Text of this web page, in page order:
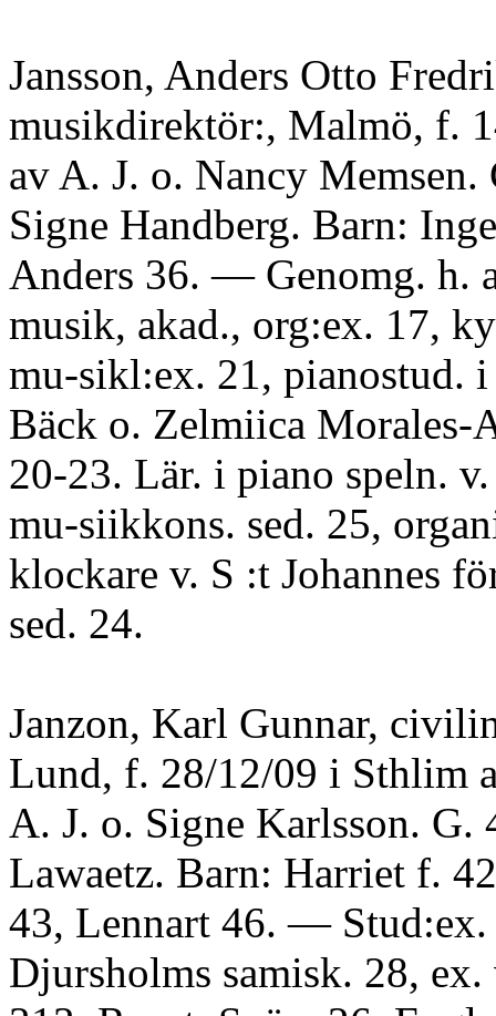
Jansson, Anders Otto
musikdirektör:, Malmö, f.
av A. J. o. Nancy Memsen.
Signe Handberg. Barn:
Anders 36. — Genomg. h.
musik, akad., org:ex. 17,
mu-sikl:ex. 21, pianostud.
Bäck o. Zelmiica Morales-
20-23. Lär. i piano speln.
mu-siikkons. sed. 25,
klockare v. S :t Johannes
sed. 24.
Janzon, Karl Gunnar,
Lund, f. 28/12/09 i Sthlim
A. J. o. Signe Karlsson. G.
Lawaetz. Barn: Harriet f.
43, Lennart 46. — Stud:ex.
Djursholms samisk. 28,